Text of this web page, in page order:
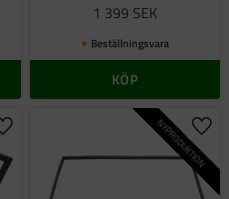
1 399 SEK
Beställningsvara
KÖP
Lägg till i favoriter NYPRODUKTION